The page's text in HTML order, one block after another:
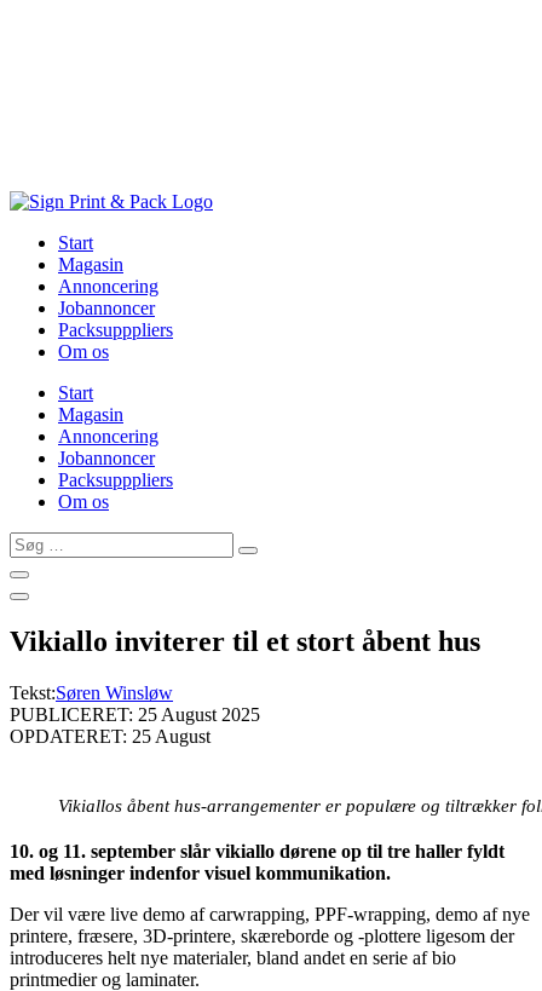
Start
Magasin
Annoncering
Jobannoncer
Packsupppliers
Om os
Start
Magasin
Annoncering
Jobannoncer
Packsupppliers
Om os
Søg
…
Vikiallo inviterer til et stort åbent hus
Tekst:Søren Winsløw
PUBLICERET: 25 August 2025
OPDATERET: 25 August
Vikiallos åbent hus-arrangementer er populære og tiltrækker
10. og 11. september slår vikiallo dørene op til tre haller fyldt
med løsninger indenfor visuel kommunikation.
Der vil være live demo af carwrapping, PPF-wrapping, demo af nye
printere, fræsere, 3D-printere, skæreborde og -plottere ligesom der
introduceres helt nye materialer, bland andet en serie af bio
printmedier og laminater.